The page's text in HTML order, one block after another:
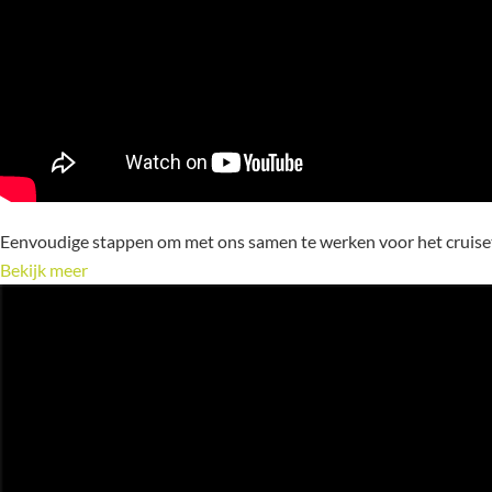
Eenvoudige stappen om met ons samen te werken voor het
Bekijk meer